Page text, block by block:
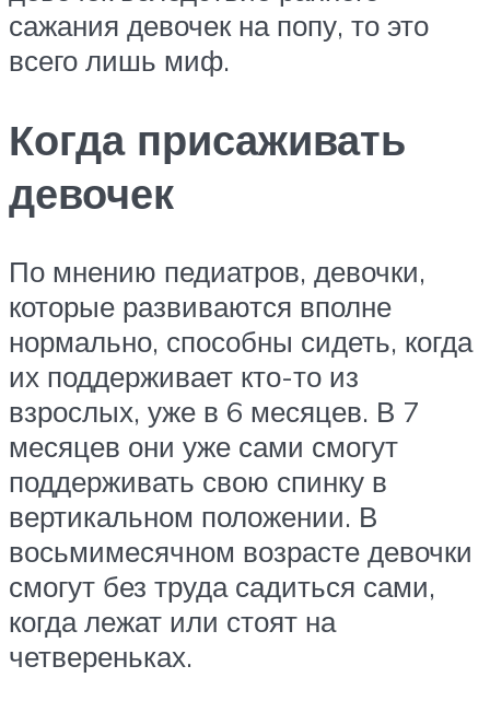
сажания девочек на попу, то это
всего лишь миф.
Когда присаживать
девочек
По мнению педиатров, девочки,
которые развиваются вполне
нормально, способны сидеть, когда
их поддерживает кто-то из
взрослых, уже в 6 месяцев. В 7
месяцев они уже сами смогут
поддерживать свою спинку в
вертикальном положении. В
восьмимесячном возрасте девочки
смогут без труда садиться сами,
когда лежат или стоят на
четвереньках.